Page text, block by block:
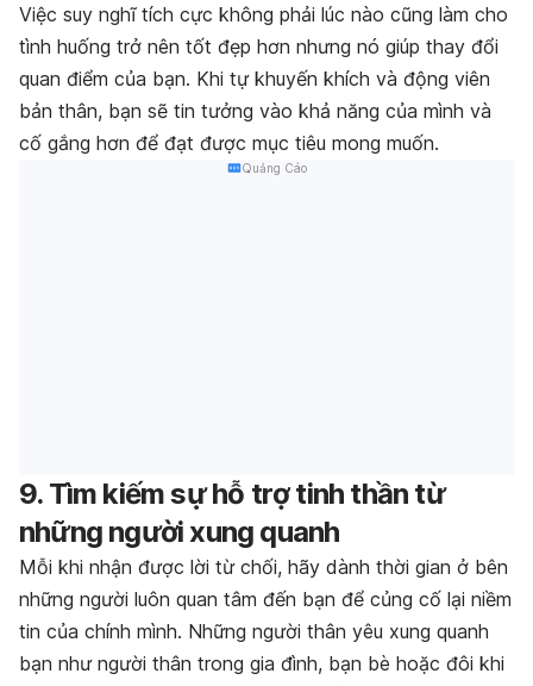
Việc suy nghĩ tích cực không phải lúc nào cũng làm cho
tình huống trở nên tốt đẹp hơn nhưng nó giúp thay đổi
quan điểm của bạn. Khi tự khuyến khích và động viên
bản thân, bạn sẽ tin tưởng vào khả năng của mình và
cố gắng hơn để đạt được mục tiêu mong muốn.
Quảng Cáo
9. Tìm kiếm sự hỗ trợ tinh thần từ
những người xung quanh
Mỗi khi nhận được lời từ chối, hãy dành thời gian ở bên
những người luôn quan tâm đến bạn để củng cố lại niềm
tin của chính mình. Những người thân yêu xung quanh
bạn như người thân trong gia đình, bạn bè hoặc đôi khi